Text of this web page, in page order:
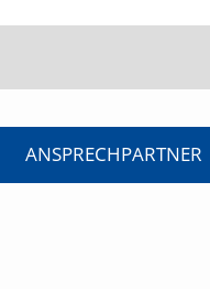
ANSPRECHPARTNER